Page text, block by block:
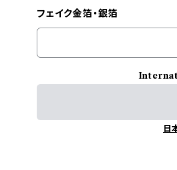
フェイク金箔・銀箔
日